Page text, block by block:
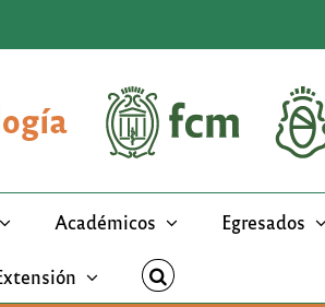
Académicos Egresados